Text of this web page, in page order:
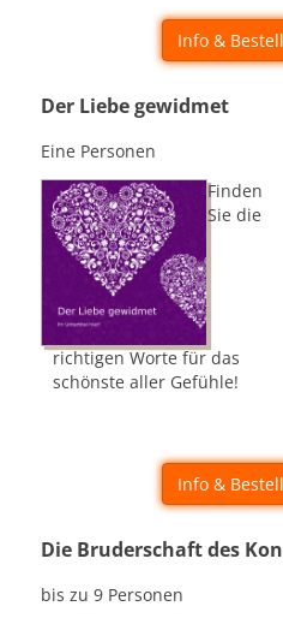
Info &
Der Liebe gewidmet
Eine Personen
Finden
Sie die
richtigen Worte für das
schönste aller Gefühle!
Info &
Die Bruderschaft des
bis zu 9 Personen